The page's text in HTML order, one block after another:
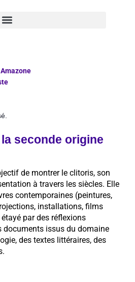
la seconde origine
de montrer le clitoris, son
à travers les siècles. Elle
contemporaines (peintures,
installations, films
par des réflexions
documents issus du domaine
des textes littéraires, des